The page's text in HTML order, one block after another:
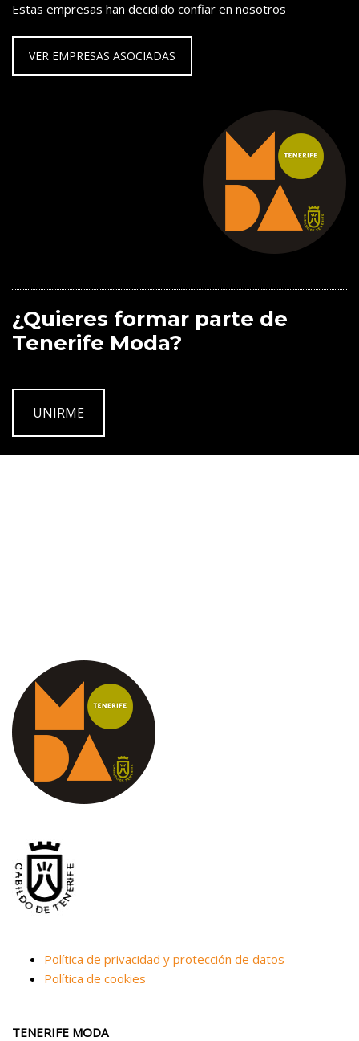
Estas empresas han decidido confiar en nosotros
VER EMPRESAS ASOCIADAS
¿Quieres formar parte de
Tenerife Moda?
UNIRME
Política de privacidad y protección de datos
Política de cookies
TENERIFE MODA